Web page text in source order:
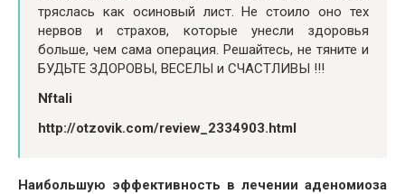
тряслась как осиновый лист. Не стоило оно тех
нервов и страхов, которые унесли здоровья
больше, чем сама операция. Решайтесь, не тяните и
БУДЬТЕ ЗДОРОВЫ, ВЕСЕЛЫ и СЧАСТЛИВЫ !!!
Nftali
http://otzovik.com/review_2334903.html
Наибольшую эффективность в лечении аденомиоза